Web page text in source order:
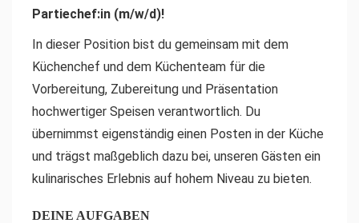
Partiechef:in (m/w/d)!
In dieser Position bist du gemeinsam mit dem
Küchenchef und dem Küchenteam für die
Vorbereitung, Zubereitung und Präsentation
hochwertiger Speisen verantwortlich. Du
übernimmst eigenständig einen Posten in der Küche
und trägst maßgeblich dazu bei, unseren Gästen ein
kulinarisches Erlebnis auf hohem Niveau zu bieten.
DEINE AUFGABEN